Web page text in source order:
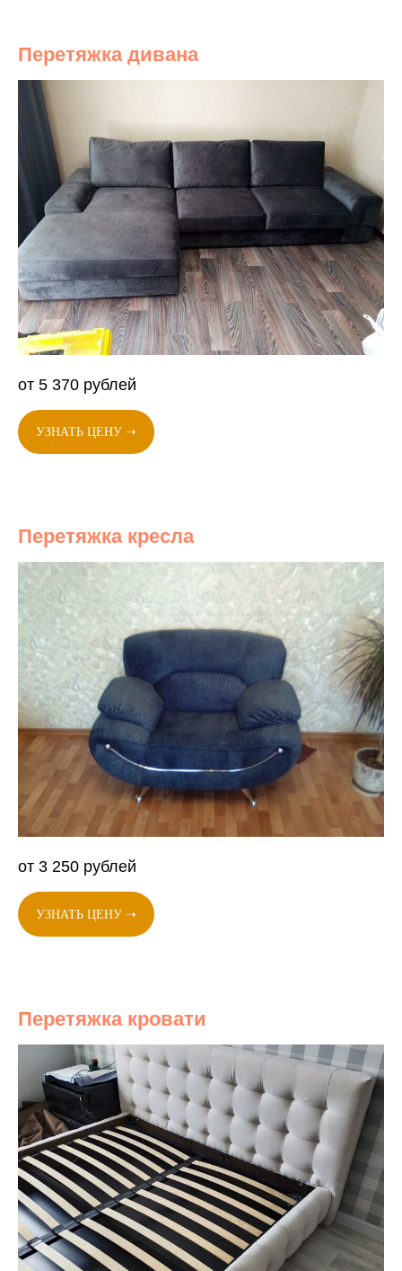
Перетяжка дивана
от 5 370 рублей
УЗНАТЬ ЦЕНУ ➝
Перетяжка кресла
от 3 250 рублей
УЗНАТЬ ЦЕНУ ➝
Перетяжка кровати